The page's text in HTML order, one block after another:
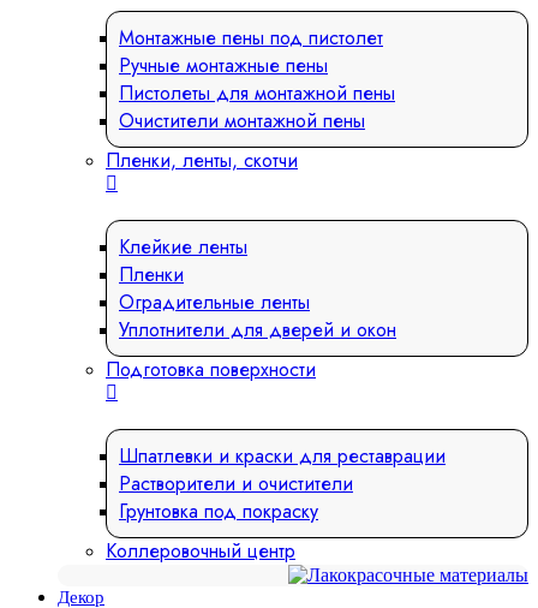
Монтажные пены под пистолет
Ручные монтажные пены
Пистолеты для монтажной пены
Очистители монтажной пены
Пленки, ленты, скотчи
Клейкие ленты
Пленки
Оградительные ленты
Уплотнители для дверей и окон
Подготовка поверхности
Шпатлевки и краски для реставрации
Растворители и очистители
Грунтовка под покраску
Коллеровочный центр
Декор